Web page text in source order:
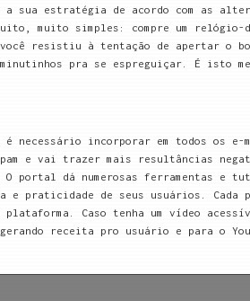
sua estratégia de acordo com as
muito simples: compre um
resistiu à tentação de apertar o
pra se espreguiçar. É isto
necessário incorporar em todos os e-
e vai trazer mais resultâncias
portal dá numerosas ferramentas e
e praticidade de seus usuários.
plataforma. Caso tenha um vídeo
receita pro usuário e para o